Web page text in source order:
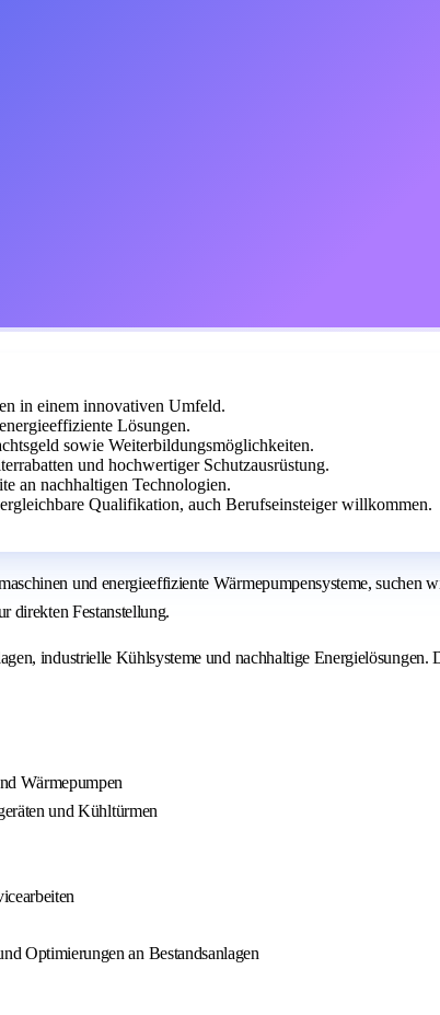
in einem innovativen Umfeld.
Lösungen.
sowie Weiterbildungsmöglichkeiten.
und hochwertiger Schutzausrüstung.
an nachhaltigen Technologien.
Qualifikation, auch Berufseinsteiger willkommen.
und energieeffiziente Wärmepumpensysteme,
direkten Festanstellung.
industrielle Kühlsysteme und nachhaltige
Wärmepumpen
und Kühltürmen
Optimierungen an Bestandsanlagen